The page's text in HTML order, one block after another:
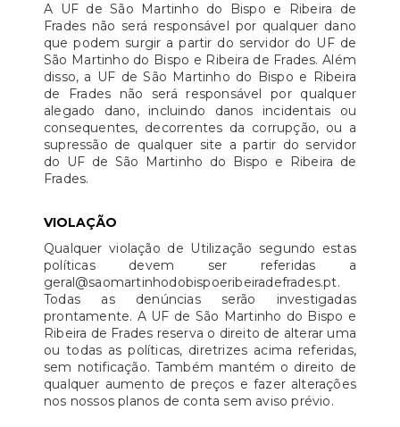
A UF de São Martinho do Bispo e Ribeira de
Frades não será responsável por qualquer dano
que podem surgir a partir do servidor do UF de
São Martinho do Bispo e Ribeira de Frades. Além
disso, a UF de São Martinho do Bispo e Ribeira
de Frades não será responsável por qualquer
alegado dano, incluindo danos incidentais ou
consequentes, decorrentes da corrupção, ou a
supressão de qualquer site a partir do servidor
do UF de São Martinho do Bispo e Ribeira de
Frades.
VIOLAÇÃO
Qualquer violação de Utilização segundo estas
políticas devem ser referidas a
geral@saomartinhodobispoeribeiradefrades.pt.
Todas as denúncias serão investigadas
prontamente. A UF de São Martinho do Bispo e
Ribeira de Frades reserva o direito de alterar uma
ou todas as políticas, diretrizes acima referidas,
sem notificação. Também mantém o direito de
qualquer aumento de preços e fazer alterações
nos nossos planos de conta sem aviso prévio.